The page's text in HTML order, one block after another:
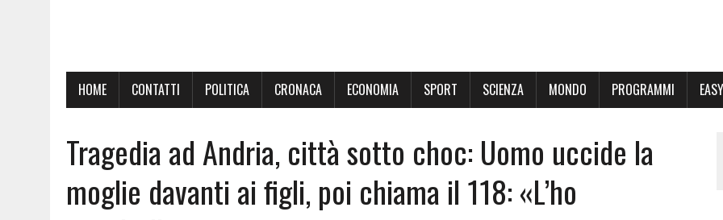
HOME CONTATTI POLITICA CRONACA ECONOMIA SPORT SCIENZA MONDO PROGRAMMI
Tragedia ad Andria, città sotto choc: Uomo uccide la
moglie davanti ai figli, poi chiama il 118: «L’ho